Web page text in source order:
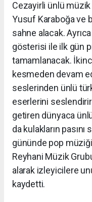
Cezayirli ünlü
Yusuf Karaboğa ve
sahne alacak.
gösterisi ile ilk gün
tamamlanacak.
kesmeden devam
seslerinden ünlü
eserlerini
getiren dünyaca
da kulakların
gününde pop
Reyhani Müzik
alarak izleyicilere
kaydetti.